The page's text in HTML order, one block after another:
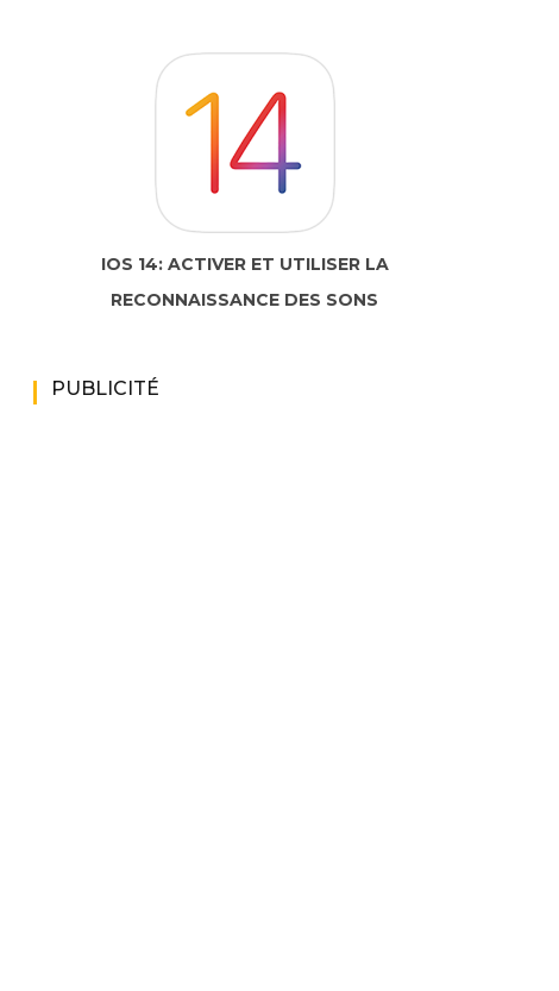
IOS 14: ACTIVER ET UTILISER LA
RECONNAISSANCE DES SONS
PUBLICITÉ